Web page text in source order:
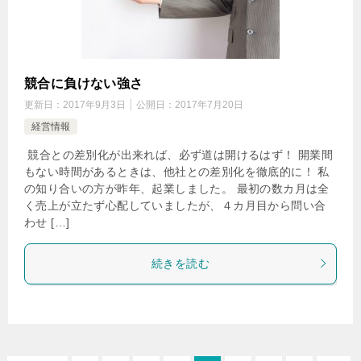
競合に負けない強さ
更新日： 2017年9月3日 公開日： 2017年7月20日
経営情報
競合との差別化が出来れば、必ず道は開けるはず！ 開業間
もない時間があるときは、他社との差別化を徹底的に！ 私
の知り合いの方が昨年、起業しました。 最初の数カ月は全
く売上が立たず心配していましたが、４カ月目から問い合
わせ […]
続きを読む